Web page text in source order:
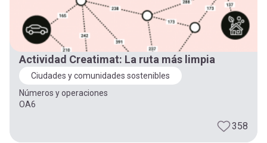
Actividad Creatimat: La ruta más limpia
Ciudades y comunidades sostenibles
Números y operaciones
OA6
358